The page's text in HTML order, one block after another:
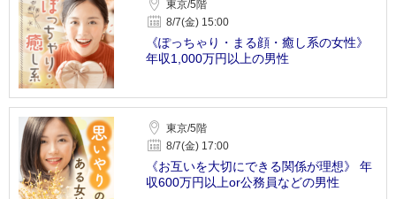
東京/5階
8/7(金) 15:00
《ぽっちゃり・まる顔・癒し系の女性》
年収1,000万円以上の男性
東京/5階
8/7(金) 17:00
《お互いを大切にできる関係が理想》 年
収600万円以上or公務員などの男性